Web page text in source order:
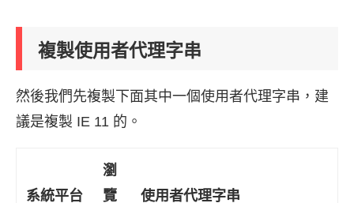
複製使用者代理字串
然後我們先複製下面其中一個使用者代理字串，建
議是複製 IE 11 的。
系統平台
瀏
覽
使用者代理字串